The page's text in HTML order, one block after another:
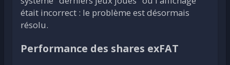
était incorrect : le problème est désormais
résolu.
Performance des shares exFAT